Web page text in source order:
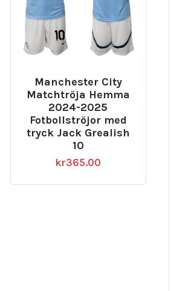
Manchester City
Matchtröja Hemma
2024-2025
Fotbollströjor med
tryck Jack Grealish
10
kr365.00